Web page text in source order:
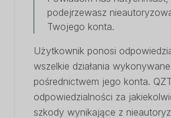
podejrzewasz
Twojego konta.
Użytkownik ponosi
wszelkie działania
pośrednictwem jego konta.
odpowiedzialności za
szkody wynikające z